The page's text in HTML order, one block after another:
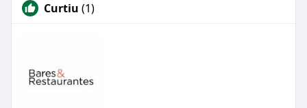
Curtiu (1)